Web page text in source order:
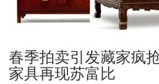
春季拍卖引发藏家疯
家具再现苏富比